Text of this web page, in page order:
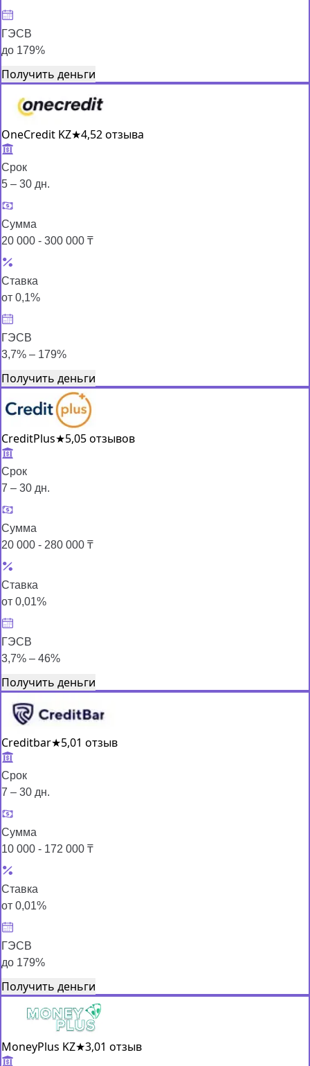
ГЭСВ
до 179%
Получить деньги
OneCredit KZ★4,52 отзыва
Срок
5 – 30 дн.
Сумма
20 000 - 300 000 ₸
Ставка
от 0,1%
ГЭСВ
3,7% – 179%
Получить деньги
CreditPlus★5,05 отзывов
Срок
7 – 30 дн.
Сумма
20 000 - 280 000 ₸
Ставка
от 0,01%
ГЭСВ
3,7% – 46%
Получить деньги
Creditbar★5,01 отзыв
Срок
7 – 30 дн.
Сумма
10 000 - 172 000 ₸
Ставка
от 0,01%
ГЭСВ
до 179%
Получить деньги
MoneyPlus KZ★3,01 отзыв